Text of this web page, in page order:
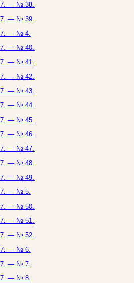
— № 38.
— № 39.
— № 4.
— № 40.
— № 41.
— № 42.
— № 43.
— № 44.
— № 45.
— № 46.
— № 47.
— № 48.
— № 49.
— № 5.
— № 50.
— № 51.
— № 52.
— № 6.
— № 7.
— № 8.